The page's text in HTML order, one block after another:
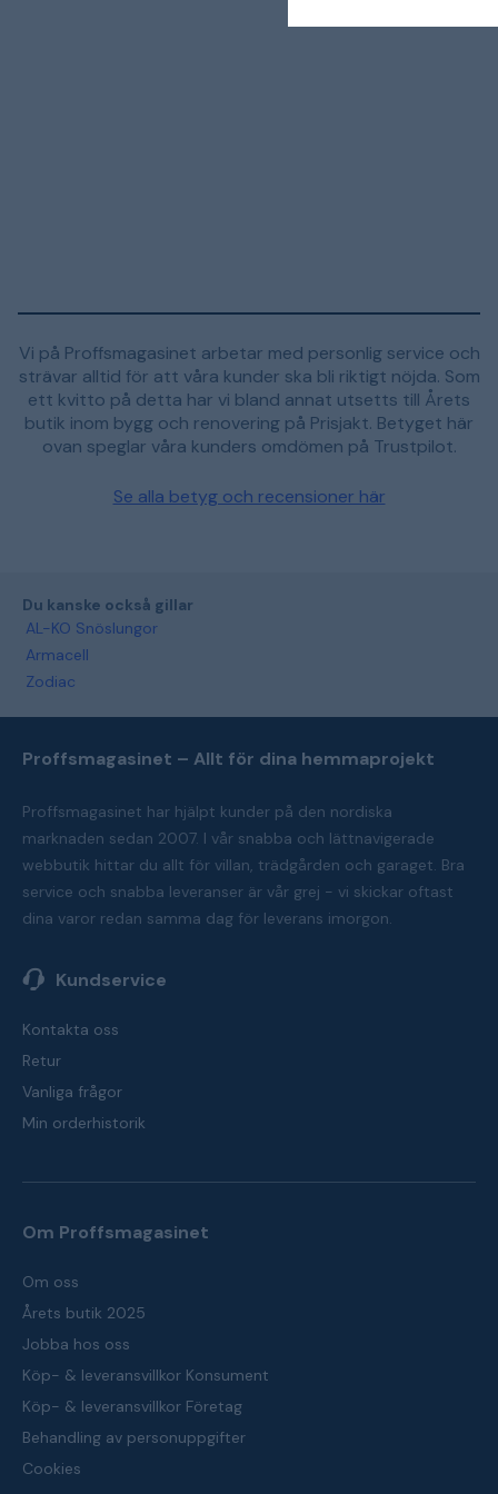
Vi på Proffsmagasinet arbetar med personlig service och
strävar alltid för att våra kunder ska bli riktigt nöjda. Som
ett kvitto på detta har vi bland annat utsetts till Årets
butik inom bygg och renovering på Prisjakt. Betyget här
ovan speglar våra kunders omdömen på Trustpilot.
Se alla betyg och recensioner här
Du kanske också gillar
AL-KO Snöslungor
Armacell
Zodiac
Proffsmagasinet – Allt för dina hemmaprojekt
Proffsmagasinet har hjälpt kunder på den nordiska
marknaden sedan 2007. I vår snabba och lättnavigerade
webbutik hittar du allt för villan, trädgården och garaget. Bra
service och snabba leveranser är vår grej - vi skickar oftast
dina varor redan samma dag för leverans imorgon.
Kundservice
Kontakta oss
Retur
Vanliga frågor
Min orderhistorik
Om Proffsmagasinet
Om oss
Årets butik 2025
Jobba hos oss
Köp- & leveransvillkor Konsument
Köp- & leveransvillkor Företag
Behandling av personuppgifter
Cookies